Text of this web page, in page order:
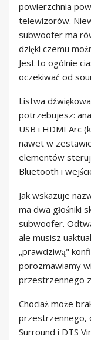
powierzchnia
telewizorów.
subwoofer ma
dzięki czemu
Jest to ogólnie
oczekiwać od
Listwa
potrzebujesz:
USB i HDMI Arc
nawet w
elementów
Bluetooth i
Jak wskazuje
ma dwa głośniki
subwoofer.
ale musisz
„prawdziwą"
porozmawiamy
przestrzennego
Chociaż może
przestrzennego,
Surround i DTS